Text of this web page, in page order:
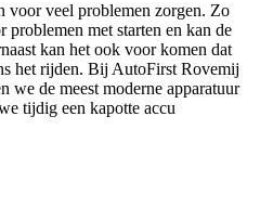
voor veel problemen zorgen. Zo
met starten en kan de
kan het ook voor komen dat
het rijden. Bij AutoFirst Rovemij
de meest moderne apparatuur
tijdig een kapotte accu